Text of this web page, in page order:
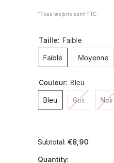
*Tous les prix sont TTC.
Taille: Faible
Faible Moyenne
Couleur: Bleu
Bleu Gris Noir
Subtotal:€8,90
Quantity: